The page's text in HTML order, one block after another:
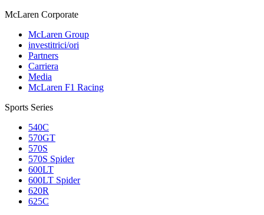
McLaren Corporate
McLaren Group
investitrici/ori
Partners
Carriera
Media
McLaren F1 Racing
Sports Series
540C
570GT
570S
570S Spider
600LT
600LT Spider
620R
625C